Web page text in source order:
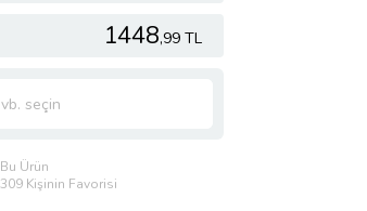
1448,99 TL
Bu Ürün
309 Kişinin Favorisi